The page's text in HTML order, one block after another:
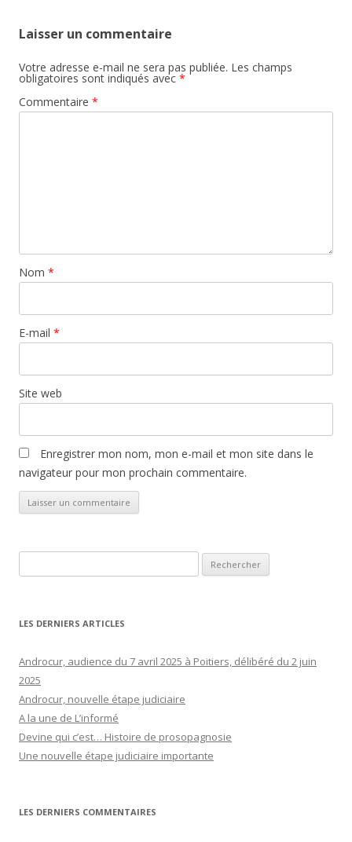
Laisser un commentaire
Votre adresse e-mail ne sera pas publiée. Les champs
obligatoires sont indiqués avec *
Commentaire *
Nom *
E-mail *
Site web
Enregistrer mon nom, mon e-mail et mon site dans le
navigateur pour mon prochain commentaire.
LES DERNIERS ARTICLES
Androcur, audience du 7 avril 2025 à Poitiers, délibéré du 2 juin
2025
Androcur, nouvelle étape judiciaire
A la une de L’informé
Devine qui c’est… Histoire de prosopagnosie
Une nouvelle étape judiciaire importante
LES DERNIERS COMMENTAIRES